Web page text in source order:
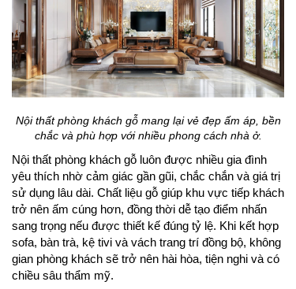
Nội thất phòng khách gỗ mang lại vẻ đẹp ấm áp, bền
chắc và phù hợp với nhiều phong cách nhà ở.
Nội thất phòng khách gỗ luôn được nhiều gia đình
yêu thích nhờ cảm giác gần gũi, chắc chắn và giá trị
sử dụng lâu dài. Chất liệu gỗ giúp khu vực tiếp khách
trở nên ấm cúng hơn, đồng thời dễ tạo điểm nhấn
sang trọng nếu được thiết kế đúng tỷ lệ. Khi kết hợp
sofa, bàn trà, kệ tivi và vách trang trí đồng bộ, không
gian phòng khách sẽ trở nên hài hòa, tiện nghi và có
chiều sâu thẩm mỹ.